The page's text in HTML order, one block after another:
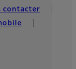
contacter